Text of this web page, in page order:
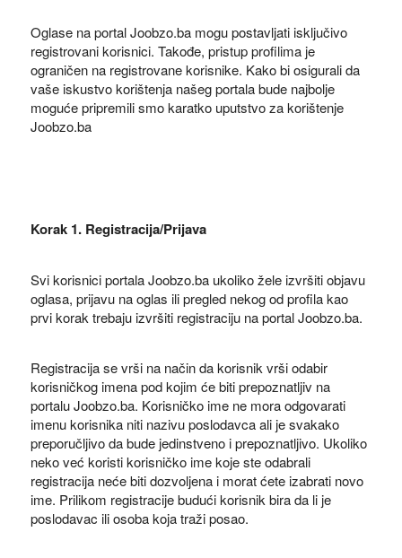
Oglase na portal Joobzo.ba mogu postavljati isključivo
registrovani korisnici. Takođe, pristup profilima je
ograničen na registrovane korisnike. Kako bi osigurali da
vaše iskustvo korištenja našeg portala bude najbolje
moguće pripremili smo karatko uputstvo za korištenje
Joobzo.ba
Korak 1. Registracija/Prijava
Svi korisnici portala Joobzo.ba ukoliko žele izvršiti objavu
oglasa, prijavu na oglas ili pregled nekog od profila kao
prvi korak trebaju izvršiti registraciju na portal Joobzo.ba.
Registracija se vrši na način da korisnik vrši odabir
korisničkog imena pod kojim će biti prepoznatljiv na
portalu Joobzo.ba. Korisničko ime ne mora odgovarati
imenu korisnika niti nazivu poslodavca ali je svakako
preporučljivo da bude jedinstveno i prepoznatljivo. Ukoliko
neko već koristi korisničko ime koje ste odabrali
registracija neće biti dozvoljena i morat ćete izabrati novo
ime. Prilikom registracije budući korisnik bira da li je
poslodavac ili osoba koja traži posao.